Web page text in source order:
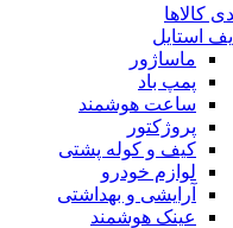
کالاها
استایل
ماساژور
پمپ باد
ساعت هوشمند
پروژکتور
کیف و کوله پشتی
لوازم خودرو
آرایشی و بهداشتی
عینک هوشمند